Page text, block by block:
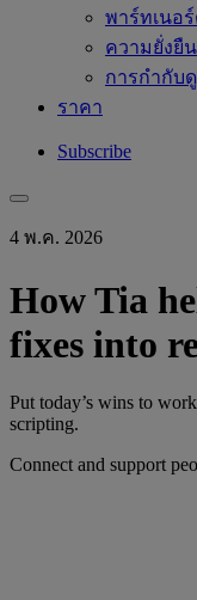
พาร์ทเนอ
ความยั่งยื
การกำกับ
ราคา
Subscribe
4 พ.ค. 2026
How Tia
fixes into
Put today’s wins to
scripting.
Connect and support